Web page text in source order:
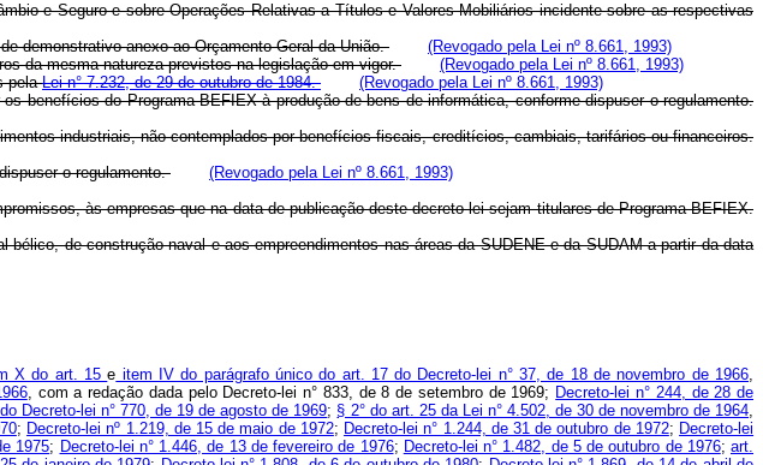
e Seguro e sobre Operações Relativas a Títulos e Valores Mobiliários incidente sobre as respectivas
demonstrativo anexo ao Orçamento Geral da União.
(Revogado pela Lei nº 8.661, 1993)
da mesma natureza previstos na legislação em vigor.
(Revogado pela Lei nº 8.661, 1993)
pelaLei n° 7.232, de 29 de outubro de 1984.
(Revogado pela Lei nº 8.661, 1993)
benefícios do Programa-BEFIEX à produção de bens de informática, conforme dispuser o regulamento.
industriais, não contemplados por benefícios fiscais, creditícios, cambiais, tarifários ou financeiros.
o regulamento.
(Revogado pela Lei nº 8.661, 1993)
às empresas que na data de publicação deste decreto-lei sejam titulares de Programa-BEFIEX.
de construção naval e aos empreendimentos nas áreas da SUDENE e da SUDAM a partir da data
X do art. 15e item IV do parágrafo único do art. 17 do Decreto-lei n° 37, de 18 de novembro de 1966
, com a redação dada pelo Decreto-lei n° 833, de 8 de setembro de 1969; Decreto-lei n° 244, de 28 de
Decreto-lei n° 770, de 19 de agosto de 1969; § 2° do art. 25 da Lei n° 4.502, de 30 de novembro de 1964
; Decreto-lei nº 1.219, de 15 de maio de 1972; Decreto-lei n° 1.244, de 31 de outubro de 1972; Decreto-lei
1975; Decreto-lei n° 1.446, de 13 de fevereiro de 1976; Decreto-lei n° 1.482, de 5 de outubro de 1976; art.